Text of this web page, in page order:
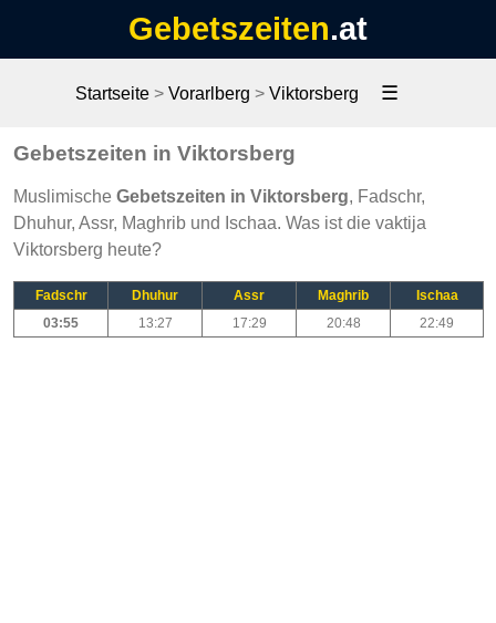
Gebetszeiten.at
Startseite > Vorarlberg > Viktorsberg ☰
Gebetszeiten in Viktorsberg
Muslimische Gebetszeiten in Viktorsberg, Fadschr,
Dhuhur, Assr, Maghrib und Ischaa. Was ist die vaktija
Viktorsberg heute?
Fadschr Dhuhur Assr Maghrib
Ischaa
03:55
13:27 17:29 20:48 22:49